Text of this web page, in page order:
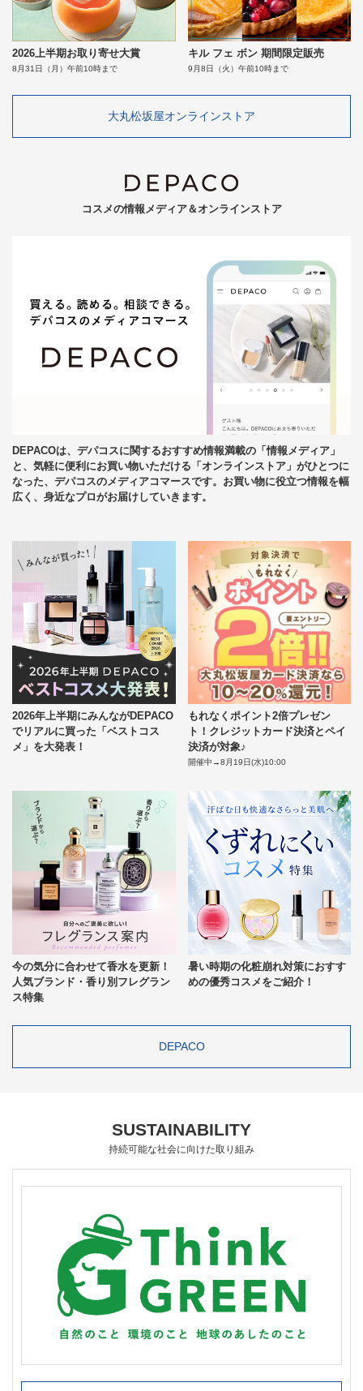
2026上半期お取り寄せ大賞
8月31日（月）午前10時まで
キル フェ ボン 期間限定販売
9月8日（火）午前10時まで
大丸松坂屋オンラインストア
コスメの情報メディア＆オンラインストア
DEPACOは、デパコスに関するおすすめ情報満載の「情報メディア」
と、気軽に便利にお買い物いただける「オンラインストア」がひとつに
なった、デパコスのメディアコマースです。お買い物に役立つ情報を幅
広く、身近なプロがお届けしていきます。
2026年上半期にみんながDEPACO
でリアルに買った「ベストコス
メ」を大発表！
もれなくポイント2倍プレゼン
ト！クレジットカード決済とペイ
決済が対象♪
開催中→8月19日(水)10:00
今の気分に合わせて香水を更新！
人気ブランド・香り別フレグラン
ス特集
暑い時期の化粧崩れ対策におすす
めの優秀コスメをご紹介！
DEPACO
SUSTAINABILITY
持続可能な社会に向けた取り組み